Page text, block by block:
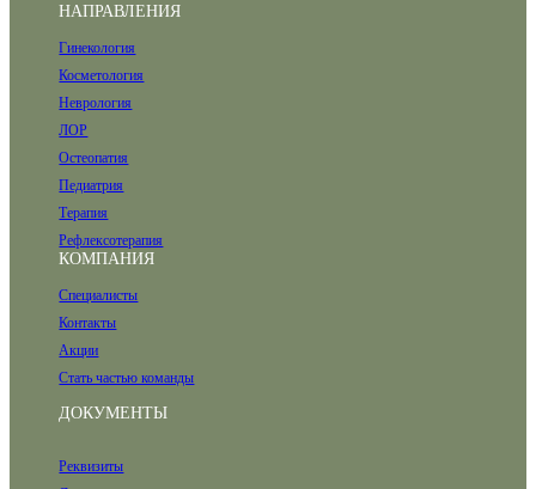
НАПРАВЛЕНИЯ
Гинекология
Косметология
Неврология
ЛОР
Остеопатия
Педиатрия
Терапия
Рефлексотерапия
КОМПАНИЯ
Специалисты
Контакты
Акции
Стать частью команды
ДОКУМЕНТЫ
Реквизиты